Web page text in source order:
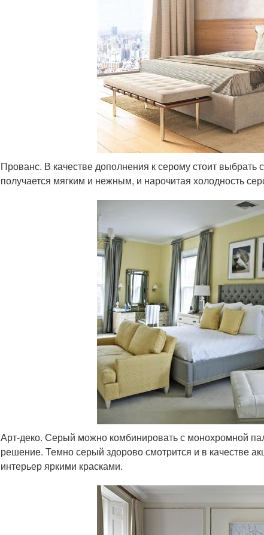
Прованс. В качестве дополнения к серому стоит
получается мягким и нежным, и нарочитая холодность
Арт-деко. Серый можно комбинировать с монохромной
решение. Темно серый здорово смотрится и в качестве
интерьер яркими красками.